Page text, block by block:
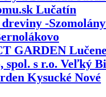
Lučatín
-
GARDEN
spol. s r.o. Veľký
Kysucké Nové